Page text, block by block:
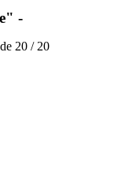
-
20 / 20